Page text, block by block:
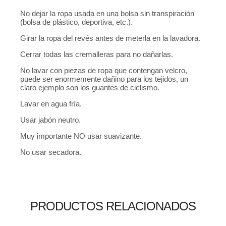
No dejar la ropa usada en una bolsa sin transpiración
(bolsa de plástico, deportiva, etc.).
Girar la ropa del revés antes de meterla en la lavadora.
Cerrar todas las cremalleras para no dañarlas.
No lavar con piezas de ropa que contengan velcro,
puede ser enormemente dañino para los tejidos, un
claro ejemplo son los guantes de ciclismo.
Lavar en agua fría.
Usar jabón neutro.
Muy importante NO usar suavizante.
No usar secadora.
PRODUCTOS RELACIONADOS